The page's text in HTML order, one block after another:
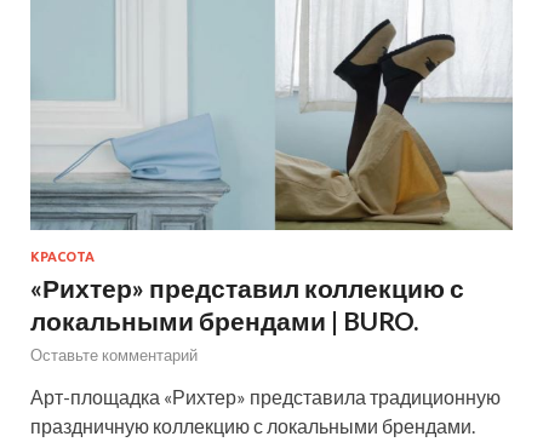
КРАСОТА
«Рихтер» представил коллекцию с
локальными брендами | BURO.
Оставьте комментарий
Арт-площадка «Рихтер» представила традиционную
праздничную коллекцию с локальными брендами.